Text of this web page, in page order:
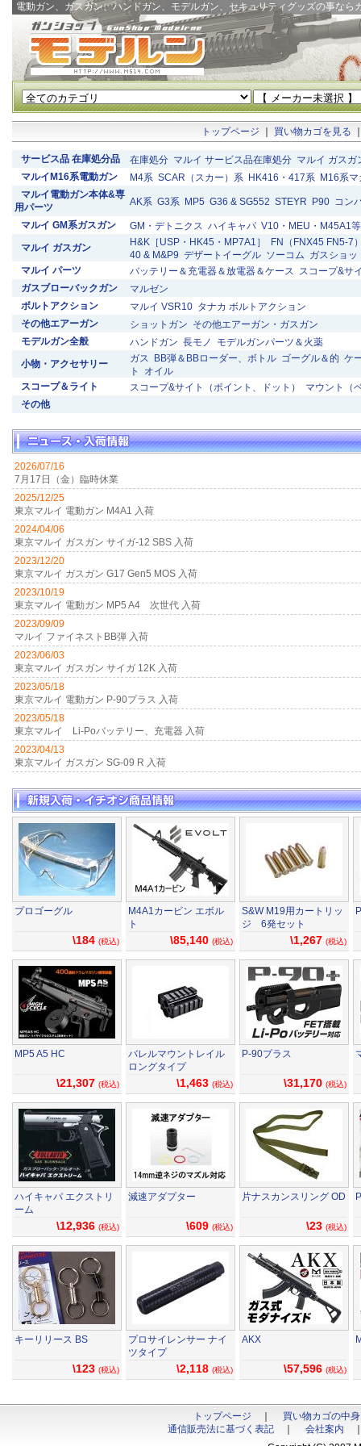
電動ガン、ガスガン、ハンドガン、モデルガン、セキュリティグッズの事なら
トップページ 買い物カゴを見る
サービス品 在庫処分品 在庫処分 マルイ サービス品在庫処分 マルイ ガスガ
マルイM16系電動ガン
M4系 SCAR（スカー）系 HK416・417系 M16系
マルイ電動ガン本体&専
用パーツ
AK系 G3系 MP5 G36 & SG552 STEYR P90 コン
マルイ GM系ガスガン GM・デトニクス ハイキャパ V10・MEU・M45A1等
マルイ ガスガン
H&K［USP・HK45・MP7A1］
FN（FNX45 FN5-7
40 & M&P9 デザートイーグル ソーコム ガスショッ
マルイ パーツ
バッテリー＆充電器＆放電器＆ケース スコープ&サ
ガスブローバックガン
マルゼン
ボルトアクション
マルイ VSR10 タナカ ボルトアクション
その他エアーガン
ショットガン その他エアーガン・ガスガン
モデルガン全般
ハンドガン 長モノ
モデルガンパーツ＆火薬
小物・アクセサリー
ガス BB弾＆BBローダー、ボトル ゴーグル＆的 ケ
ト
オイル
スコープ＆ライト
スコープ&サイト（ポイント、ドット）
マウント（
その他
2026/07/16
7月17日（金）臨時休業
2025/12/25
東京マルイ 電動ガン M4A1 入荷
2024/04/06
東京マルイ ガスガン サイガ-12 SBS 入荷
2023/12/20
東京マルイ ガスガン G17 Gen5 MOS 入荷
2023/10/19
東京マルイ 電動ガン MP5 A4 次世代 入荷
2023/09/09
マルイ ファイネストBB弾 入荷
2023/06/03
東京マルイ ガスガン サイガ 12K 入荷
2023/05/18
東京マルイ 電動ガン P-90プラス 入荷
2023/05/18
東京マルイ Li-Poバッテリー、充電器 入荷
2023/04/13
東京マルイ ガスガン SG-09 R 入荷
プロゴーグル
\184 (税込)
M4A1カービン エボル
ト
\85,140 (税込)
S&W M19用カートリッ
ジ 6発セット
\1,267 (税込)
MP5 A5 HC
\21,307 (税込)
バレルマウントレイル
ロングタイプ
\1,463 (税込)
P-90プラス
\31,170 (税込)
ハイキャパ エクストリ
ーム
\12,936 (税込)
減速アダプター
\609 (税込)
片ナスカンスリング OD
\23 (税込)
キーリリース BS
\123 (税込)
プロサイレンサー ナイ
ツタイプ
\2,118 (税込)
AKX
\57,596 (税込)
トップページ
買い物カゴの中
通信販売法に基づく表記
会社案内